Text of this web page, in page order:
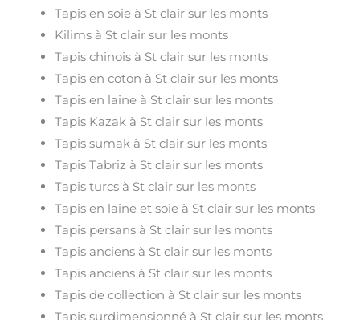
Tapis en soie à St clair sur les monts
Kilims à St clair sur les monts
Tapis chinois à St clair sur les monts
Tapis en coton à St clair sur les monts
Tapis en laine à St clair sur les monts
Tapis Kazak à St clair sur les monts
Tapis sumak à St clair sur les monts
Tapis Tabriz à St clair sur les monts
Tapis turcs à St clair sur les monts
Tapis en laine et soie à St clair sur les monts
Tapis persans à St clair sur les monts
Tapis anciens à St clair sur les monts
Tapis anciens à St clair sur les monts
Tapis de collection à St clair sur les monts
Tapis surdimensionné à St clair sur les monts